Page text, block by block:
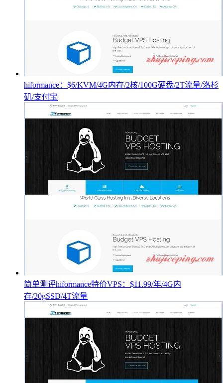
hiformance：$6/KVM/4G内存/2核/100G硬盘/2T流量/洛杉
矶/支付宝
简单测评hiformance特价VPS：$11.99/年/4G内
存/20gSSD/4T流量